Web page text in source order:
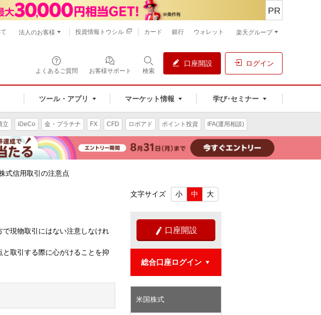
よくあるご質問 お客様サポート 検索
口座開設 ログイン
ツール・アプリ マーケット情報 学び･セミナー
PR
法人のお客様 投資情報トウシル カード 銀行 ウォレット 楽天グループ
立 iDeCo 金・プラチナ FX CFD ロボアド ポイント投資 IFA(運用相談)
式信用取引の注意点
現物取引にはない注意しなけれ
取引する際に心がけることを抑
文字サイズ 小 中 大
 口座開設
総合口座ログイン
米国株式